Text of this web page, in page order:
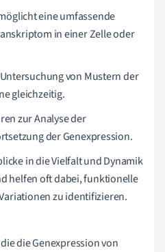
eine umfassende
in einer Zelle oder
von Mustern der
gleichzeitig.
zur Analyse der
der Genexpression.
in die Vielfalt und Dynamik
helfen oft dabei, funktionelle
zu identifizieren.
die Genexpression von